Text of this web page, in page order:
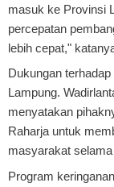
masuk ke Provinsi
percepatan
lebih cepat,"
Dukungan
Lampung.
menyatakan
Raharja untuk
masyarakat
Program